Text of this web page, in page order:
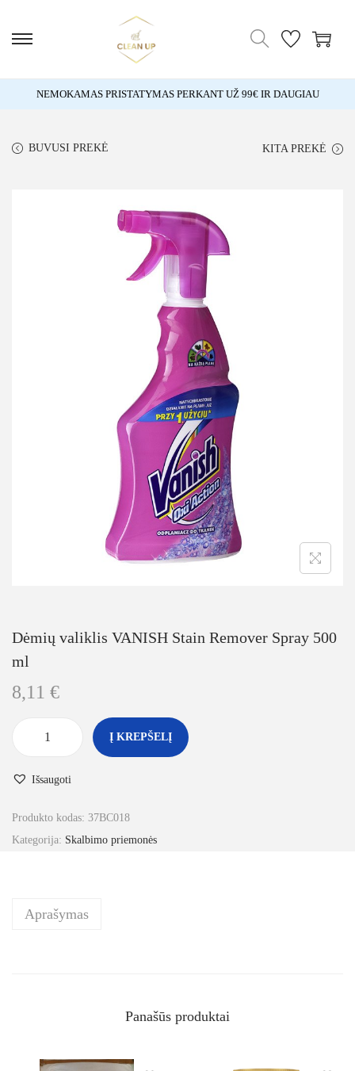
NEMOKAMAS PRISTATYMAS PERKANT UŽ 99€ IR DAUGIAU
BUVUSI PREKĖ KITA PREKĖ
Dėmių valiklis VANISH Stain Remover Spray 500
ml
8,11 €
Į KREPŠELĮ
Išsaugoti
Produkto kodas: 37BC018
Kategorija: Skalbimo priemonės
Aprašymas
Panašūs produktai